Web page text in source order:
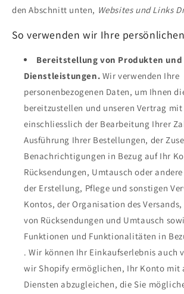
den Abschnitt unten, Websites und Links
So verwenden wir Ihre
Bereitstellung von Produkten und
Dienstleistungen. Wir verwenden Ihre
personenbezogenen Daten, um Ihnen
bereitzustellen und unseren Vertrag
einschliesslich der Bearbeitung Ihrer
Ausführung Ihrer Bestellungen, der
Benachrichtigungen in Bezug auf Ihr
Rücksendungen, Umtausch oder
der Erstellung, Pflege und sonstigen
Kontos, der Organisation des
von Rücksendungen und Umtausch
Funktionen und Funktionalitäten in
. Wir können Ihr Einkaufserlebnis auch
wir Shopify ermöglichen, Ihr Konto mit
Diensten abzugleichen, die Sie